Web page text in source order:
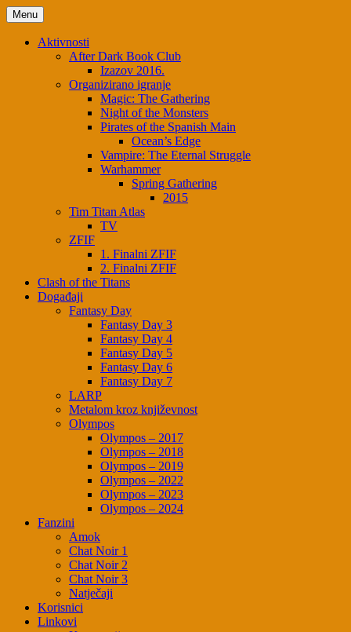
Skip
to
content
Menu
Aktivnosti
After Dark Book Club
Izazov 2016.
Organizirano igranje
Magic: The Gathering
Night of the Monsters
Pirates of the Spanish Main
Ocean’s Edge
Vampire: The Eternal Struggle
Warhammer
Spring Gathering
2015
Tim Titan Atlas
TV
ZFIF
1. Finalni ZFIF
2. Finalni ZFIF
Clash of the Titans
Događaji
Fantasy Day
Fantasy Day 3
Fantasy Day 4
Fantasy Day 5
Fantasy Day 6
Fantasy Day 7
LARP
Metalom kroz književnost
Olympos
Olympos – 2017
Olympos – 2018
Olympos – 2019
Olympos – 2022
Olympos – 2023
Olympos – 2024
Fanzini
Amok
Chat Noir 1
Chat Noir 2
Chat Noir 3
Natječaji
Korisnici
Linkovi